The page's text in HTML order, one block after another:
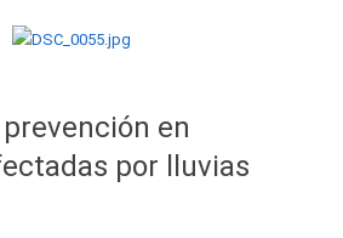
en
por lluvias